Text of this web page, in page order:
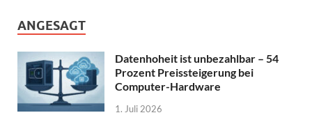
ANGESAGT
Datenhoheit ist unbezahlbar – 54
Prozent Preissteigerung bei
Computer-Hardware
1. Juli 2026